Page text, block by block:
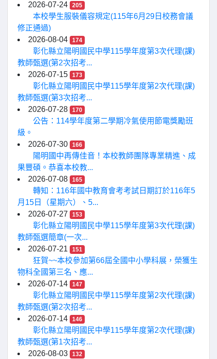
2026-07-24
205
本校學生服裝儀容規定(115年6月29日校務會議
修正通過)
2026-08-04
174
彰化縣立陽明國民中學115學年度第3次代理(課)
教師甄選(第2次招考...
2026-07-15
173
彰化縣立陽明國民中學115學年度第2次代理(課)
教師甄選(第3次招考...
2026-07-28
170
公告：114學年度第二學期冷氣使用節電獎勵班
級。
2026-07-30
166
陽明國中再傳佳音！本校教師團隊專業精進、成
果豐碩。恭喜本校教...
2026-07-08
165
轉知：116年國中教育會考考試日期訂於116年5
月15日（星期六）、5...
2026-07-27
153
彰化縣立陽明國民中學115學年度第3次代理(課)
教師甄選簡章(一次...
2026-07-21
151
狂賀~~本校參加第66屆全國中小學科展，榮獲生
物科全國第三名、應...
2026-07-14
147
彰化縣立陽明國民中學115學年度第2次代理(課)
教師甄選(第2次招考...
2026-07-14
146
彰化縣立陽明國民中學115學年度第2次代理(課)
教師甄選(第1次招考...
2026-08-03
132